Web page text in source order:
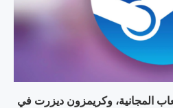
المجانية، وكريمزون ديزرت في